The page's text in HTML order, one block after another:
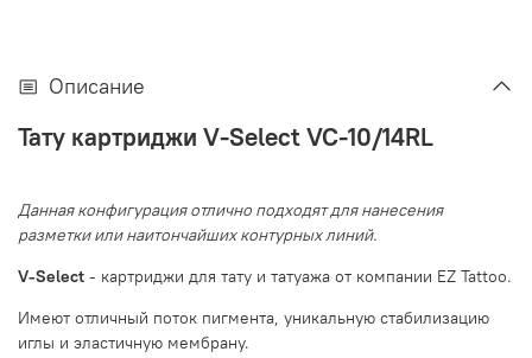
Описание
Тату картриджи V-Select VC-10/14RL
Данная конфигурация отлично подходят для нанесения
разметки или наитончайших контурных линий.
V-Select - картриджи для тату и татуажа от компании EZ Tattoo.
Имеют отличный поток пигмента, уникальную стабилизацию
иглы и эластичную мембрану.